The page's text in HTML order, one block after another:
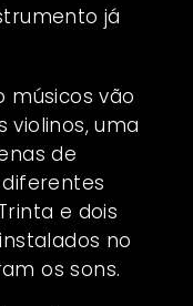
já
músicos vão
uma
de
e dois
no
os sons.